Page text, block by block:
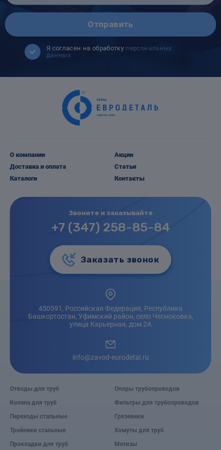
Отправить
Я согласен на обработку персональных
данных
О компании
Доставка и оплата
Каталоги
Акции
Статьи
Контакты
Звоните и заказывайте
+7 (347) 258-85-84
Заказать звонок
450591, Российская Федерация, Республика
Башкортостан, Уфимский район, село Чесноковка,
улица Карьерная, дом 2А
info@zavod-eurodetal.ru
Отводы для труб
Колена для труб
Переходы стальные
Тройники стальные
Прокладки для труб
Опоры трубопроводов
Фильтры для трубопроводов
Грязевики
Хомуты для труб
Метизы